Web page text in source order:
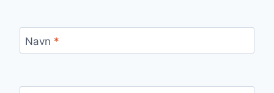
Navn *